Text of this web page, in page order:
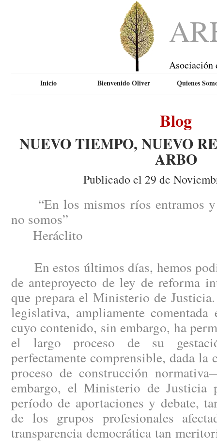
Asociación
Inicio Bienvenido Oliver Quienes
Blog
NUEVO TIEMPO, NUEVO
ARBO
Publicado el 29 de
“En los mismos ríos entramos y
no somos”
Heráclito
En estos últimos días, hemos
de anteproyecto de ley de reforma
que prepara el Ministerio de
legislativa, ampliamente
cuyo contenido, sin embargo, ha
el largo proceso de su
perfectamente comprensible, dada
proceso de construcción
embargo, el Ministerio de Justicia
período de aportaciones y debate,
de los grupos profesionales
transparencia democrática tan